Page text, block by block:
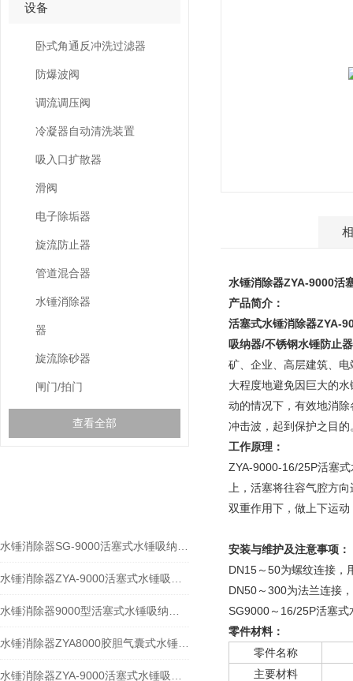
设备
卧式角通反冲洗过滤器
防爆波阀
调流调压阀
冷凝器自动清洗装置
吸入口扩散器
滑阀
电子除垢器
旋流防止器
管道混合器
水锤消除器
器
旋流除砂器
闸门/拍门
查看全部
水锤消除器ZYA-9000活
产品简介：
活塞式水锤消除器ZYA-
吸纳器/不锈钢水锤防止器
矿、企业、高层建筑、
大程度地避免因巨大的
动的情况下，有效地消
冲击波，起到保护之目的
工作原理：
ZYA-9000-16/25P活塞
上，活塞将往容气腔方
双重作用下，做上下运
安装与维护及注意事项：
DN15～50为螺纹连接
DN50～300为法兰连接
SG9000～16/25P活塞式
零件材料：
零件名称
主要材料